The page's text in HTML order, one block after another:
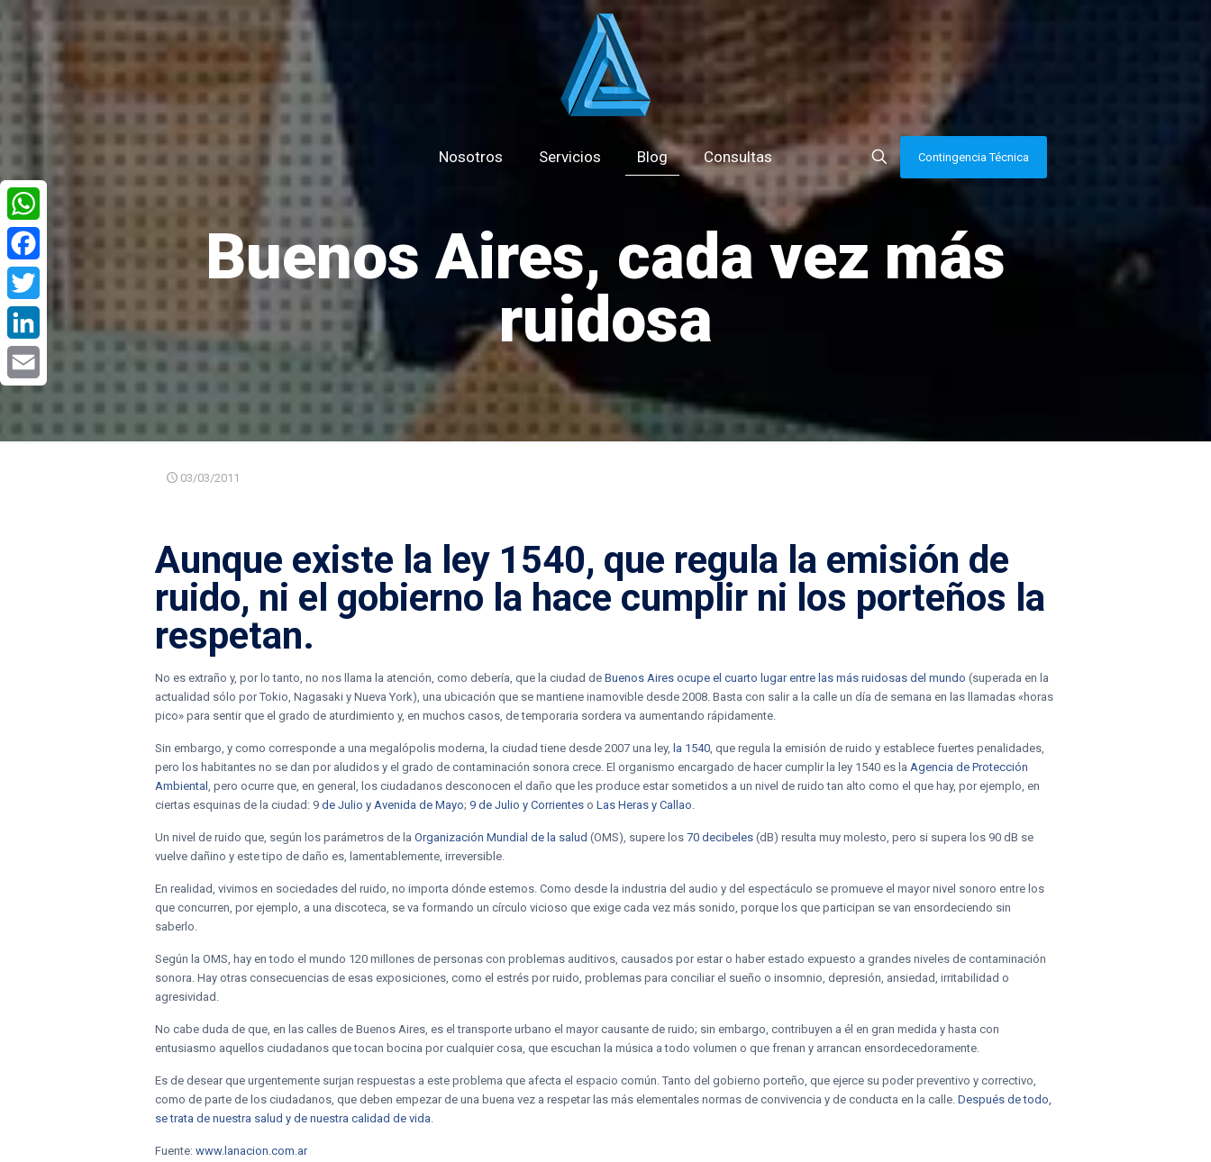
Nosotros Servicios Blog Consultas Contingencia Técnica
Buenos Aires, cada vez más
ruidosa
03/03/2011
Aunque existe la ley 1540, que regula la emisión de
ruido, ni el gobierno la hace cumplir ni los porteños la
respetan.
No es extraño y, por lo tanto, no nos llama la atención, como debería, que la ciudad deBuenos Aires ocupe el cuarto lugar entre las más ruidosas del mundo (superada en la
actualidad sólo por Tokio, Nagasaki y Nueva York), una ubicación que se mantiene inamovible desde 2008. Basta con salir a la calle un día de semana en las llamadas «horas
pico» para sentir que el grado de aturdimiento y, en muchos casos, de temporaria sordera va aumentando rápidamente.
Sin embargo, y como corresponde a una megalópolis moderna, la ciudad tiene desde 2007 una ley, la 1540, que regula la emisión de ruido y establece fuertes penalidades,
pero los habitantes no se dan por aludidos y el grado de contaminación sonora crece. El organismo encargado de hacer cumplir la ley 1540 es laAgencia de Protección
Ambiental, pero ocurre que, en general, los ciudadanos desconocen el daño que les produce estar sometidos a un nivel de ruido tan alto como el que hay, por ejemplo, en
ciertas esquinas de la ciudad: 9 de Julio y Avenida de Mayo; 9 de Julio y Corrientes oLas Heras y Callao.
Un nivel de ruido que, según los parámetros de laOrganización Mundial de la salud (OMS), supere los70 decibeles (dB) resulta muy molesto, pero si supera los 90 dB se
vuelve dañino y este tipo de daño es, lamentablemente, irreversible.
En realidad, vivimos en sociedades del ruido, no importa dónde estemos. Como desde la industria del audio y del espectáculo se promueve el mayor nivel sonoro entre los
que concurren, por ejemplo, a una discoteca, se va formando un círculo vicioso que exige cada vez más sonido, porque los que participan se van ensordeciendo sin
saberlo.
Según la OMS, hay en todo el mundo 120 millones de personas con problemas auditivos, causados por estar o haber estado expuesto a grandes niveles de contaminación
sonora. Hay otras consecuencias de esas exposiciones, como el estrés por ruido, problemas para conciliar el sueño o insomnio, depresión, ansiedad, irritabilidad o
agresividad.
No cabe duda de que, en las calles de Buenos Aires, es el transporte urbano el mayor causante de ruido; sin embargo, contribuyen a él en gran medida y hasta con
entusiasmo aquellos ciudadanos que tocan bocina por cualquier cosa, que escuchan la música a todo volumen o que frenan y arrancan ensordecedoramente.
Es de desear que urgentemente surjan respuestas a este problema que afecta el espacio común. Tanto del gobierno porteño, que ejerce su poder preventivo y correctivo,
como de parte de los ciudadanos, que deben empezar de una buena vez a respetar las más elementales normas de convivencia y de conducta en la calle.Después de todo,
se trata de nuestra salud y de nuestra calidad de vida.
Fuente:www.lanacion.com.ar
WhatsApp
Facebook
Twitter
LinkedIn
Email